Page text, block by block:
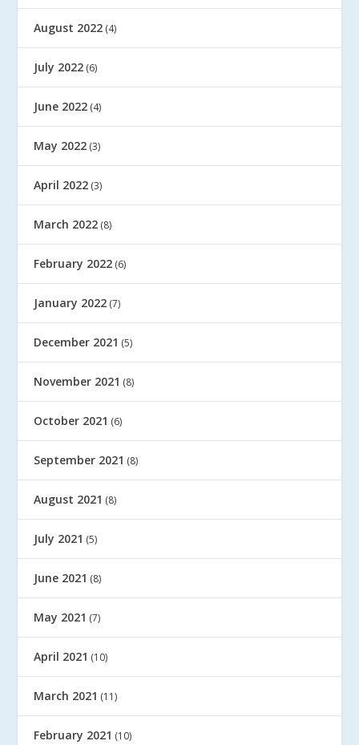
August 2022 (4)
July 2022 (6)
June 2022 (4)
May 2022 (3)
April 2022 (3)
March 2022 (8)
February 2022 (6)
January 2022 (7)
December 2021 (5)
November 2021 (8)
October 2021 (6)
September 2021 (8)
August 2021 (8)
July 2021 (5)
June 2021 (8)
May 2021 (7)
April 2021 (10)
March 2021 (11)
February 2021 (10)